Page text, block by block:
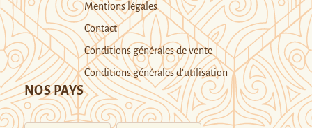
Mentions légales
Contact
Conditions générales de vente
Conditions générales d’utilisation
NOS PAYS